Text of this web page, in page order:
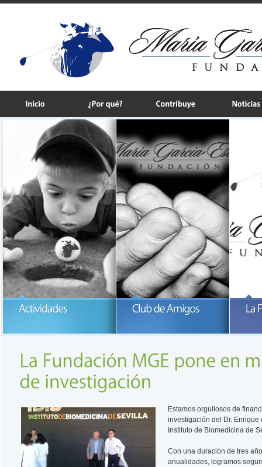
Participa con la Fundación María
Estamos orgullosos de
investigación del Dr.
Instituto de Biomedicina de
Con una duración de tres
anualidades, logramos